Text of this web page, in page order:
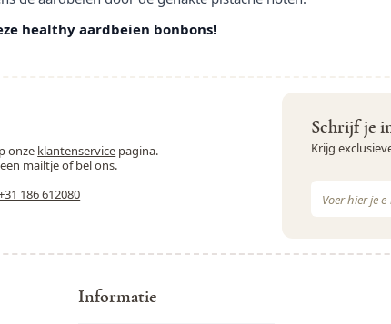
healthy aardbeien bonbons!
onze klantenservice pagina.
mailtje of bel ons.
186 612080
Schrijf je
Krijg
Informatie